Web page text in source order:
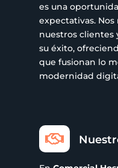
es una
expectativas.
nuestros clientes
su éxito,
que fusionan lo
modernidad
